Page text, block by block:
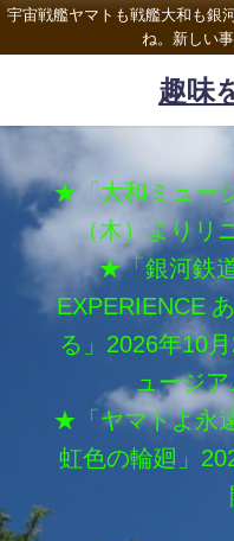
宇宙戦艦ヤマトも戦艦大和も銀
ね。新しい
趣味
★「大和ミュー
（木）より
★「銀河鉄
EXPERIENCE
る」2026年10
ュージ
★「ヤマトよ永
虹色の輪廻」